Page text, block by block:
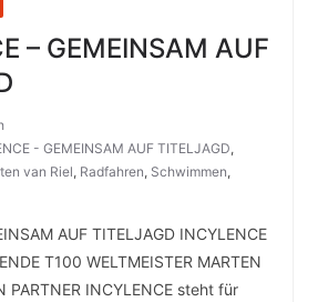
– GEMEINSAM AUF
- GEMEINSAM AUF TITELJAGD,
van Riel, Radfahren, Schwimmen,
AUF TITELJAGD INCYLENCE
T100 WELTMEISTER MARTEN
PARTNER INCYLENCE steht für